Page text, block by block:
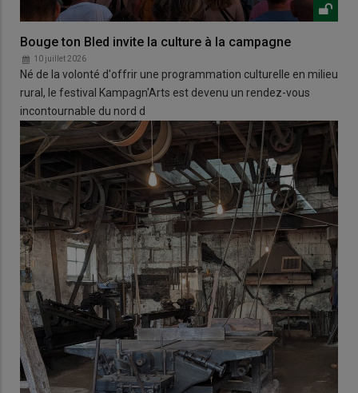
Bouge ton Bled invite la culture à la campagne
10 juillet 2026
Né de la volonté d'offrir une programmation culturelle en milieu
rural, le festival Kampagn'Arts est devenu un rendez-vous
incontournable du nord d